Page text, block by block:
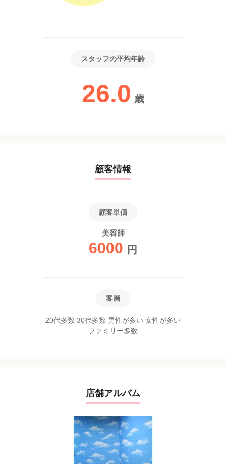
スタッフの平均年齢
26.0 歳
顧客情報
顧客単価
美容師
6000 円
客層
20代多数 30代多数 男性が多い 女性が多い
ファミリー多数
店舗アルバム